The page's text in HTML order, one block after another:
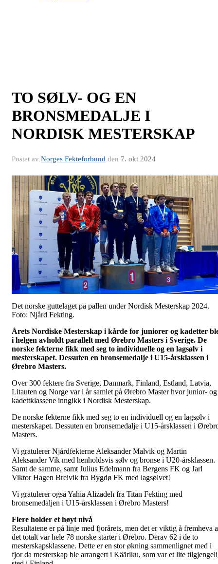
TO SØLV- OG EN
BRONSMEDALJE I
NORDISK MESTERSKAP
Postet av Norges Fekteforbund den 7. okt 2024
Det norske guttelaget på pallen under Nordisk Mesterskap 2024.
Foto: Njård Fekting.
Årets Nordiske Mesterskap i kårde for juniorer og kadetter
i helgen avholdt parallelt med Ørebro Masters i Sverige. De
norske fekterne fikk med seg to individuelle og en lagsølv i
mesterskapet. Dessuten en bronsemedalje i U15-årsklassen i
Ørebro Masters.
Over 300 fektere fra Sverige, Danmark, Finland, Estland, Latvia,
Litauten og Norge var i år samlet på Ørebro Master hvor junior- og
kadettklassene inngikk i Nordisk Mesterskap.
De norske fekterne fikk med seg to en individuell og en lagsølv i
mesterskapet. Dessuten en bronsemedalje i U15-årsklassen i
Masters.
Vi gratulerer Njårdfekterne Aleksander Malvik og Martin
Aleksander Vik med henholdsvis sølv og bronse i U20-årsklassen.
Samt de samme, samt Julius Edelmann fra Bergens FK og Jarl
Viktor Hagen Breivik fra Bygdø FK med lagsølvet!
Vi gratulerer også Yahia Alizadeh fra Titan Fekting med
bronsemedaljen i U15-årsklassen i Ørebro Masters!
Flere holder et høyt nivå
Resultatene er på linje med fjorårets, men det er viktig å fremheva
det totalt var hele 78 norske starter i Ørebro. Derav 62 i de to
mesterskapsklassene. Dette er en stor økning sammenlignet med i
fjor da mesterskap ble arrangert i Kääriku, som var et lite